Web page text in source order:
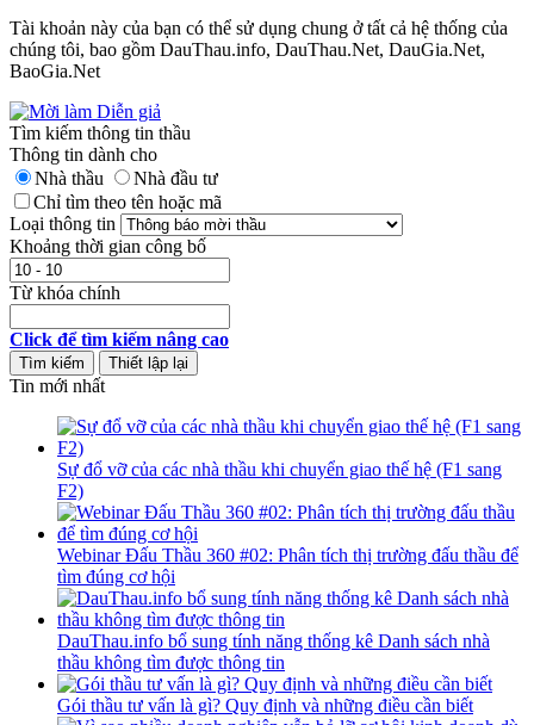
Tài khoản này của bạn có thể sử dụng chung ở tất cả hệ thống của
chúng tôi, bao gồm DauThau.info, DauThau.Net, DauGia.Net,
BaoGia.Net
Tìm kiếm thông tin thầu
Thông tin dành cho
Nhà thầu
Nhà đầu tư
Chỉ tìm theo tên hoặc mã
Loại thông tin
Khoảng thời gian công bố
Từ khóa chính
Click để tìm kiếm nâng cao
Tin mới nhất
Sự đổ vỡ của các nhà thầu khi chuyển giao thế hệ (F1 sang
F2)
Webinar Đấu Thầu 360 #02: Phân tích thị trường đấu thầu để
tìm đúng cơ hội
DauThau.info bổ sung tính năng thống kê Danh sách nhà
thầu không tìm được thông tin
Gói thầu tư vấn là gì? Quy định và những điều cần biết